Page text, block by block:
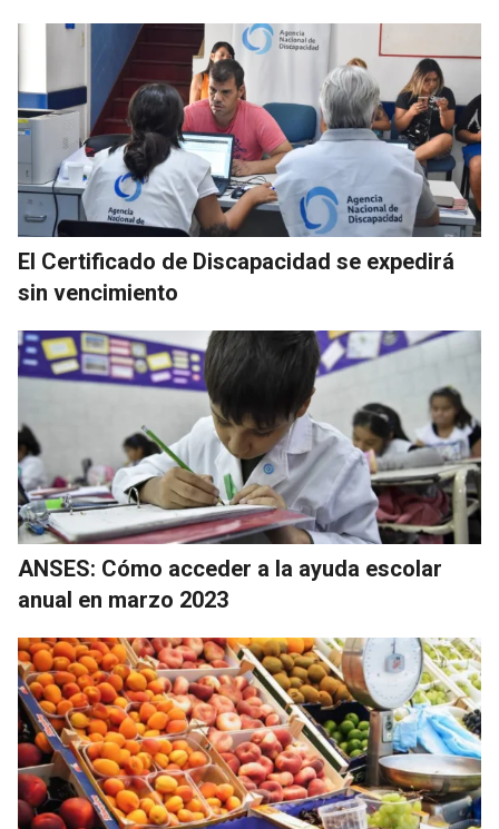
El Certificado de Discapacidad se expedirá
sin vencimiento
ANSES: Cómo acceder a la ayuda escolar
anual en marzo 2023